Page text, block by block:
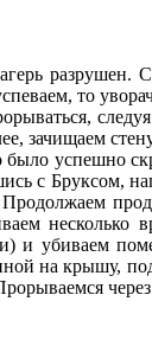
разрушен.
то
зачищаем
успешно
с Бруксом,
и убиваем
на крышу,